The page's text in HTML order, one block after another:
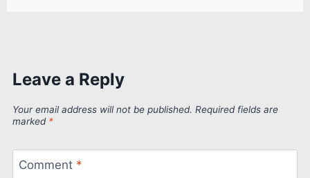
Leave a Reply
Your email address will not be published. Required fields are
marked *
Comment *